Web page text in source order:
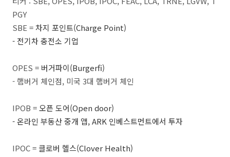
PGY
SBE =차지 포인트(Charge Point)
- 전기차 충전소 기업
OPES = 버거파이(Burgerfi)
- 햄버거 체인점, 미국 3대 햄버거 체인
IPOB =오픈 도어(Open door)
- 온라인 부동산 중개 앱, ARK 인베스트먼트에서 투자
IPOC =클로버 헬스(Clover Health)